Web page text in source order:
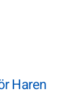
Haren